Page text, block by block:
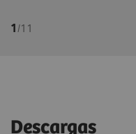
1 /11
Descargas